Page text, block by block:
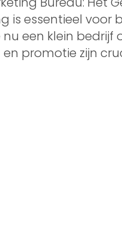
is essentieel voor
een klein
promotie zijn